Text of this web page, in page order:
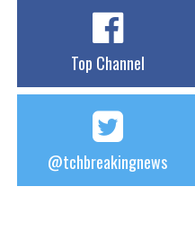
Top Channel
@tchbreakingnews